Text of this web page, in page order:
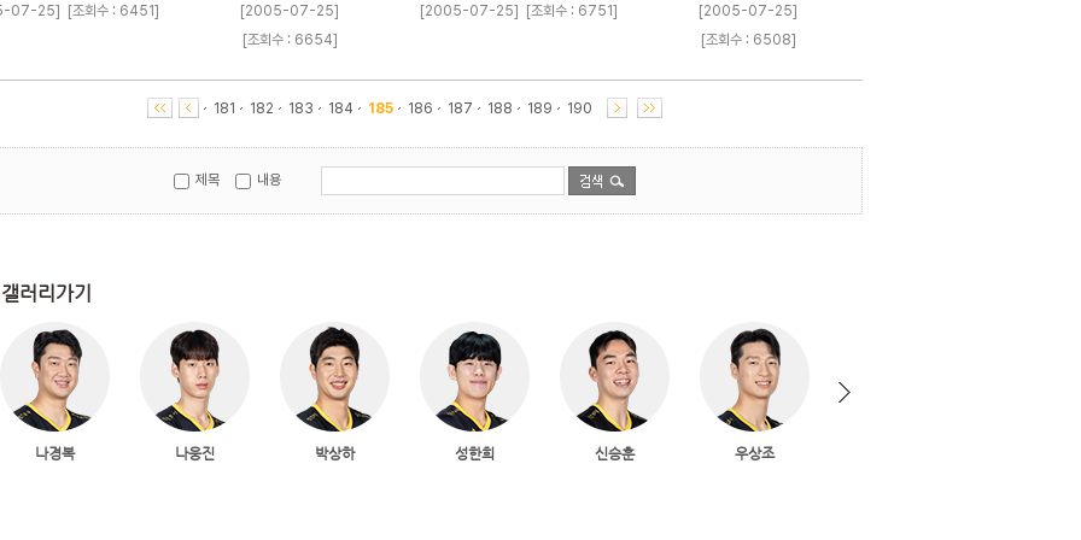
07-25] [조회수 : 6451]
[2005-07-25]
[조회수 : 6654]
[2005-07-25] [조회수 : 6751]
[2005-07-25]
[조회수 : 6508]
181 182 183 184 185 186 187 188 189 190
제목 내용